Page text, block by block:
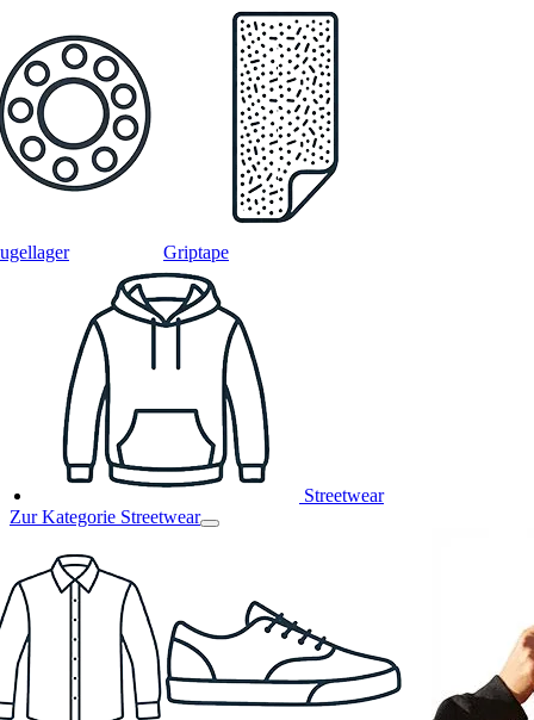
Griptape
Streetwear
Zur Kategorie Streetwear